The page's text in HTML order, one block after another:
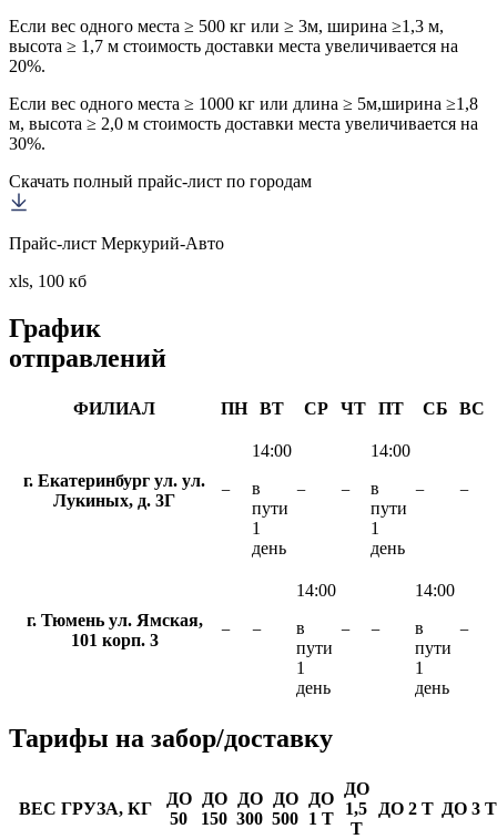
Если вес одного места ≥ 500 кг или ≥ 3м, ширина ≥1,3 м,
высота ≥ 1,7 м стоимость доставки места увеличивается на
20%.
Если вес одного места ≥ 1000 кг или длина ≥ 5м,ширина ≥1,8
м, высота ≥ 2,0 м стоимость доставки места увеличивается на
30%.
Скачать полный прайс-лист по городам
Прайс-лист Меркурий-Авто
xls, 100 кб
График
отправлений
ФИЛИАЛ ПН ВТ СР ЧТ ПТ СБ ВС
г. Екатеринбург ул. ул.
Лукиных, д. 3Г
−
14:00
в
пути
1
день
− −
14:00
в
пути
1
день
− −
г. Тюмень ул. Ямская,
101 корп. 3
− −
14:00
в
пути
1
день
− −
14:00
в
пути
1
день
−
Тарифы на забор/доставку
ВЕС ГРУЗА, КГ
ДО
50
ДО
150
ДО
300
ДО
500
ДО
1 Т
ДО
1,5
Т
ДО 2 Т ДО 3 Т